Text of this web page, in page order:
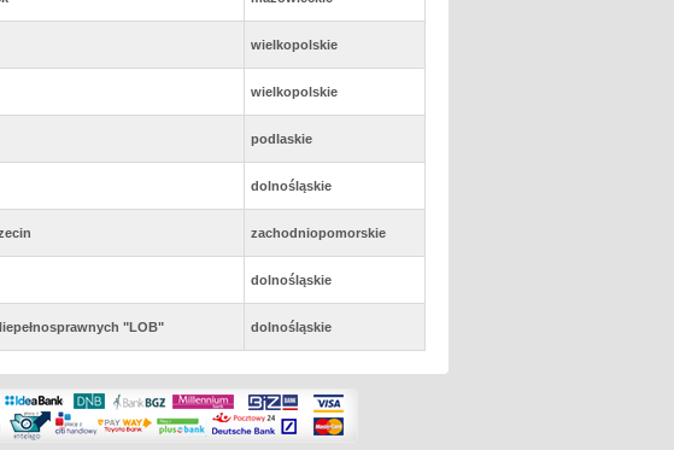
wielkopolskie
wielkopolskie
podlaskie
dolnośląskie
zachodniopomorskie
dolnośląskie
"LOB" dolnośląskie